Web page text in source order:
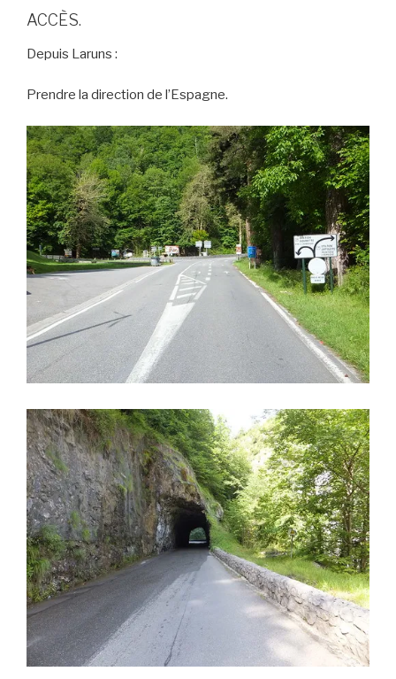
ACCÈS.
Depuis Laruns :
Prendre la direction de l’Espagne.